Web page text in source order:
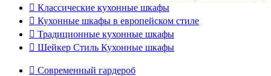
 Классические кухонные шкафы
 Кухонные шкафы в европейском стиле
 Традиционные кухонные шкафы
 Шейкер Стиль Кухонные шкафы
 Современный гардероб